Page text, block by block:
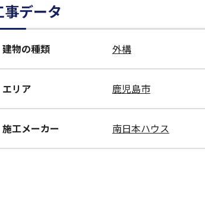
事データ
建物の種類 外構
エリア 鹿児島市
施工メーカー 南日本ハウス